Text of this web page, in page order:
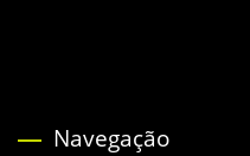
Navegação